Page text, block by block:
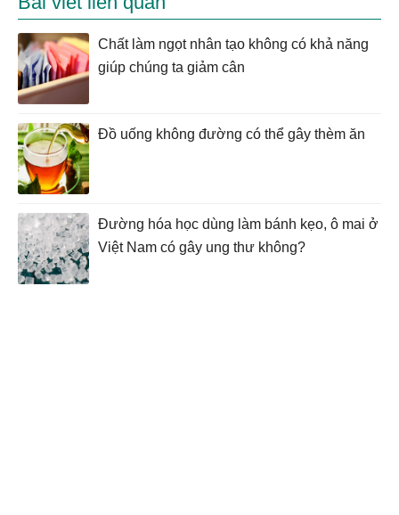
Chất làm ngọt nhân tạo không có khả năng
giúp chúng ta giảm cân
Đồ uống không đường có thể gây thèm ăn
Đường hóa học dùng làm bánh kẹo, ô mai ở
Việt Nam có gây ung thư không?